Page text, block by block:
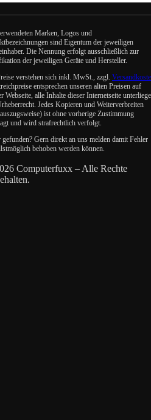
Marken, Logos und
sind Eigentum der jeweiligen
Die Nennung erfolgt ausschließlich zur
der jeweiligen Geräte und Hersteller.
verstehen sich inkl. MwSt., zzgl.
entsprechen unseren alten Preisen auf
Webseite, alle Inhalte dieser Internetseite
Jedes Kopieren und Weiterverbreiten
ist ohne vorherige Zustimmung
und wird strafrechtlich verfolgt.
gefunden? Gern direkt an uns melden damit Fehler
behoben werden können.
Computerfuxx – Alle Rechte